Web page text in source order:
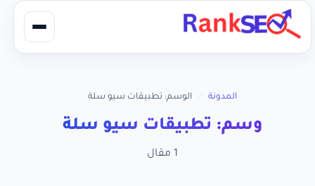
المدونة الوسم: تطبيقات سيو سلة
وسم: تطبيقات سيو سلة
1 مقال